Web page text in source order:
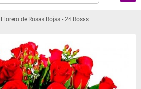
Florero de Rosas Rojas - 24 Rosas